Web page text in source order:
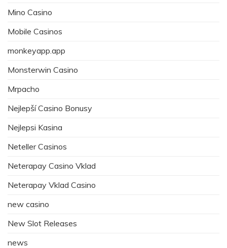
Mino Casino
Mobile Casinos
monkeyapp.app
Monsterwin Casino
Mrpacho
Nejlepší Casino Bonusy
Nejlepsi Kasina
Neteller Casinos
Neterapay Casino Vklad
Neterapay Vklad Casino
new casino
New Slot Releases
news